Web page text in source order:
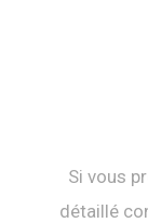
Si vous
détaillé